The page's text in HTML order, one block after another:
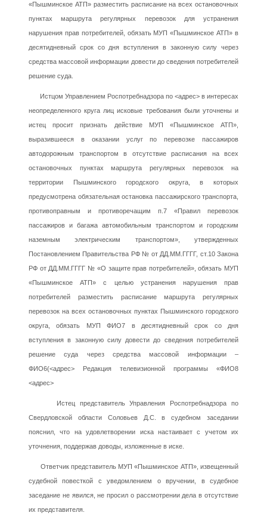
«Пышминское АТП» разместить расписание на всех остановочных
пунктах маршрута регулярных перевозок для устранения
нарушения прав потребителей, обязать МУП «Пышминское АТП» в
десятидневный срок со дня вступления в законную силу через
средства массовой информации довести до сведения потребителей
решение суда.
Истцом Управлением Роспотребнадзора по <адрес> в интересах
неопределенного круга лиц исковые требования были уточнены и
истец просит признать действие МУП «Пышминское АТП»,
выразившееся в оказании услуг по перевозке пассажиров
автодорожным транспортом в отсутствие расписания на всех
остановочных пунктах маршрута регулярных перевозок на
территории Пышминского городского округа, в которых
предусмотрена обязательная остановка пассажирского транспорта,
противоправным и противоречащим п.7 «Правил перевозок
пассажиров и багажа автомобильным транспортом и городским
наземным электрическим транспортом», утвержденных
Постановлением Правительства РФ № от ДД.ММ.ГГГГ, ст.10 Закона
РФ от ДД.ММ.ГГГГ № «О защите прав потребителей», обязать МУП
«Пышминское АТП» с целью устранения нарушения прав
потребителей разместить расписание маршрута регулярных
перевозок на всех остановочных пунктах Пышминского городского
округа, обязать МУП ФИО7 в десятидневный срок со дня
вступления в законную силу довести до сведения потребителей
решение суда через средства массовой информации –
ФИО6(<адрес> Редакция телевизионной программы «ФИО8
<адрес>
Истец представитель Управления Роспотребнадзора по
Свердловской области Соловьев Д.С. в судебном заседании
пояснил, что на удовлетворении иска настаивает с учетом их
уточнения, поддержав доводы, изложенные в иске.
Ответчик представитель МУП «Пышминское АТП», извещенный
судебной повесткой с уведомлением о вручении, в судебное
заседание не явился, не просил о рассмотрении дела в отсутствие
их представителя.